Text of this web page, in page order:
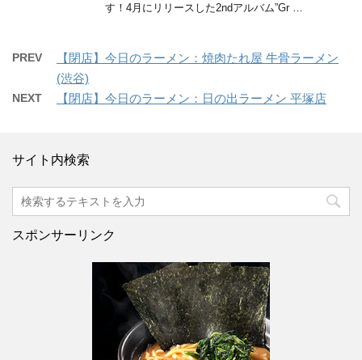
す！4月にリリースした2ndアルバム”Gr …
PREV
【閉店】今日のラーメン：焼肉たれ屋 牛骨ラーメン
(渋谷)
NEXT 【閉店】今日のラーメン：日の出ラーメン 平塚店
サイト内検索
スポンサーリンク